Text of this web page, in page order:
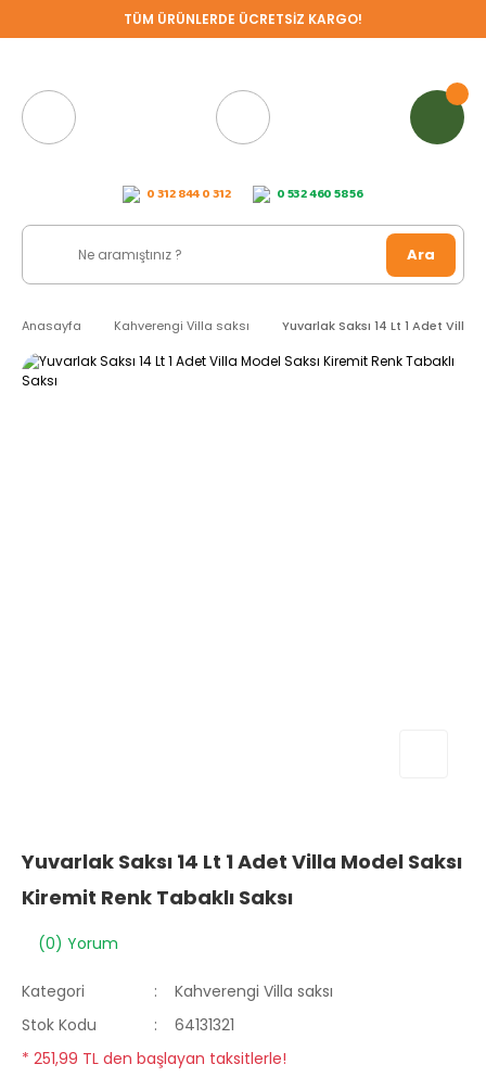
TÜM ÜRÜNLERDE ÜCRETSİZ KARGO!
0 312 844 0 312 0 532 460 58 56
Ara
Anasayfa Kahverengi Villa saksı Yuvarlak Saksı 14 Lt 1 Adet Villa
Yuvarlak Saksı 14 Lt 1 Adet Villa Model Saksı
Kiremit Renk Tabaklı Saksı
(0) Yorum
Kategori
Kahverengi Villa saksı
Stok Kodu
64131321
* 251,99 TL den başlayan taksitlerle!